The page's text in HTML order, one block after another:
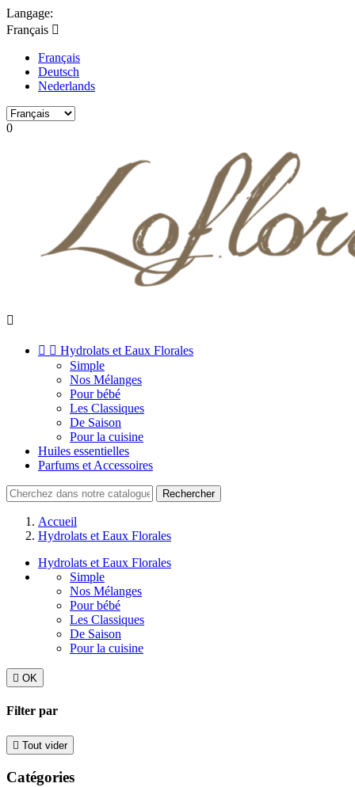
Langage:
Français 
Français
Deutsch
Nederlands
0

  Hydrolats et Eaux Florales
Simple
Nos Mélanges
Pour bébé
Les Classiques
De Saison
Pour la cuisine
Huiles essentielles
Parfums et Accessoires
Rechercher
Accueil
Hydrolats et Eaux Florales
Hydrolats et Eaux Florales
Simple
Nos Mélanges
Pour bébé
Les Classiques
De Saison
Pour la cuisine
 OK
Filter par
 Tout vider
Catégories